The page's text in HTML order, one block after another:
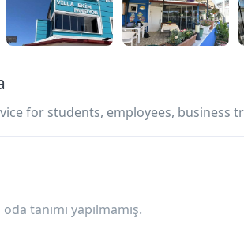
for students, employees,
tanımı yapılmamış.